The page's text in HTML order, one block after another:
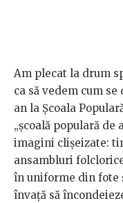
Am plecat la drum
ca să vedem cum
an la Școala
„școală populară de
imagini clișeizate:
ansambluri
în uniforme din fote
învață să